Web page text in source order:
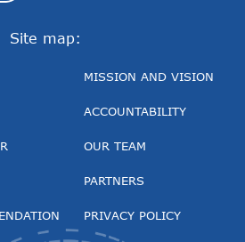
Site map:
MISSION AND VISION
ACCOUNTABILITY
OUR TEAM
PARTNERS
PRIVACY POLICY